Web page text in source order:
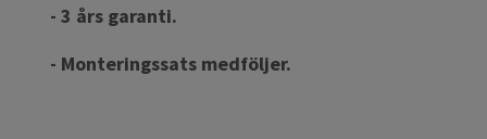
- 3 års garanti.
- Monteringssats medföljer.